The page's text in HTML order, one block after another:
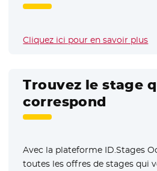
Cliquez ici pour en savoir plus
Trouvez le stage
correspond
Avec la plateforme ID.Stages
toutes les offres de stages qui